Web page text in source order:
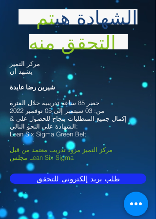
الشهادة هيتم
مركز التميز
يشهد أن
شيرين رضا عايدة
حضر 85 ساعة تدريبية خلال الفترة
من: 03 سبتمبر إلى 05 نوفمبر 2022
& إكمال جميع المتطلبات بنجاح للحصول على
الشهادة على النحو التالي:
Lean Six Sigma Green Belt
مركز التميز مزود تدريب معتمد من قبل
مجلس Lean Six Sigma
طلب بريد إلكتروني للتحقق